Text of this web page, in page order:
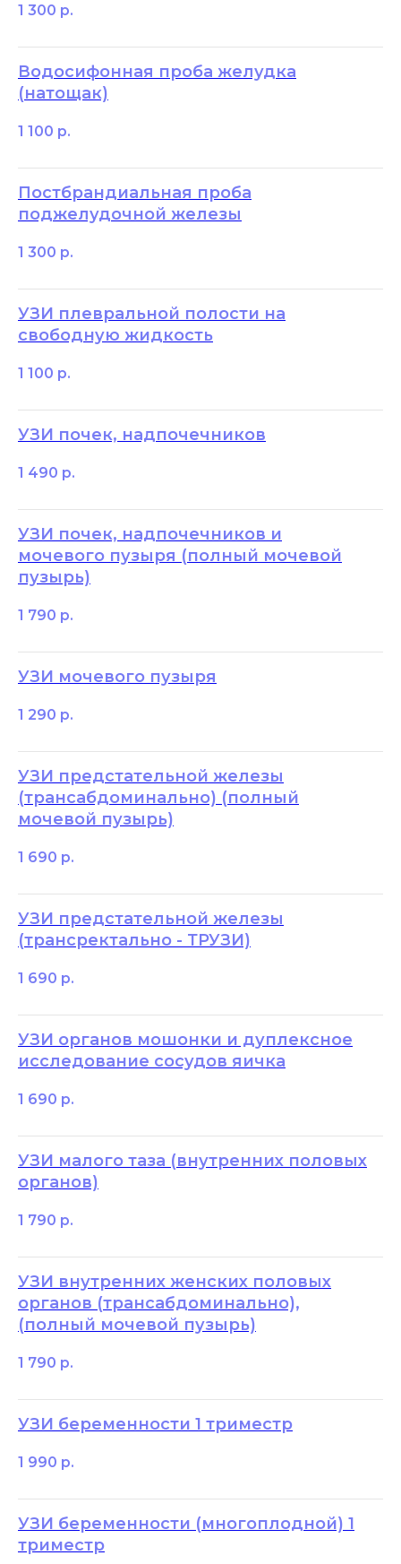
1 300 р.
Водосифонная проба желудка
(натощак)
1 100 р.
Постбрандиальная проба
поджелудочной железы
1 300 р.
УЗИ плевральной полости на
свободную жидкость
1 100 р.
УЗИ почек, надпочечников
1 490 р.
УЗИ почек, надпочечников и
мочевого пузыря (полный мочевой
пузырь)
1 790 р.
УЗИ мочевого пузыря
1 290 р.
УЗИ предстательной железы
(трансабдоминально) (полный
мочевой пузырь)
1 690 р.
УЗИ предстательной железы
(трансректально - ТРУЗИ)
1 690 р.
УЗИ органов мошонки и дуплексное
исследование сосудов яичка
1 690 р.
УЗИ малого таза (внутренних половых
органов)
1 790 р.
УЗИ внутренних женских половых
органов (трансабдоминально),
(полный мочевой пузырь)
1 790 р.
УЗИ беременности 1 триместр
1 990 р.
УЗИ беременности (многоплодной) 1
триместр